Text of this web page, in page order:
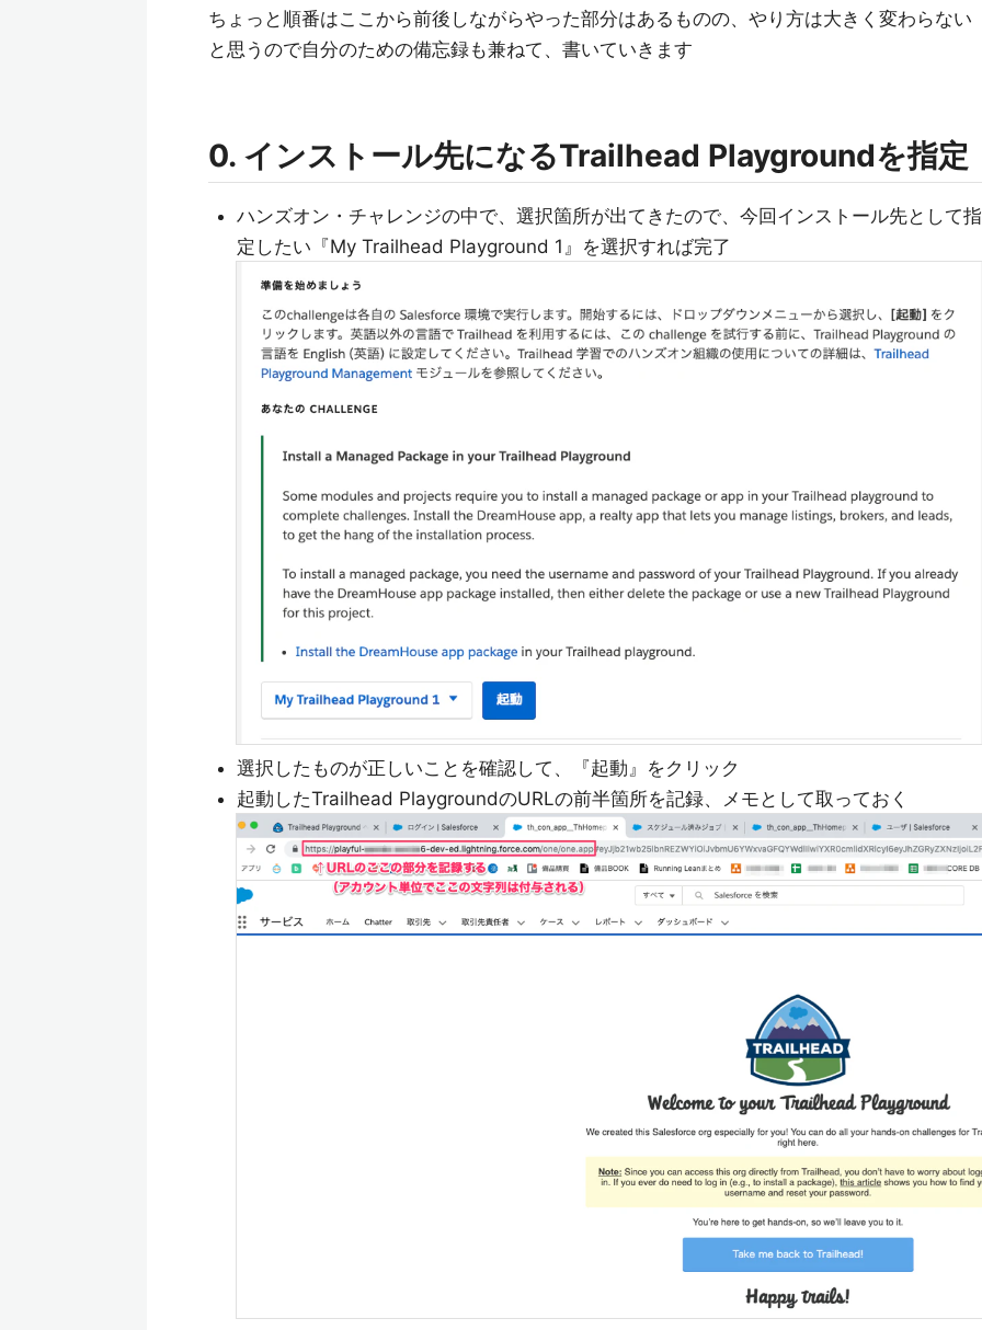
ちょっと順番はここから前後しながらやった部分はあるものの、やり方は大きく変わらない
と思うので自分のための備忘録も兼ねて、書いていきます
0. インストール先になるTrailhead Playgroundを指定
ハンズオン・チャレンジの中で、選択箇所が出てきたので、今回インストール先として指
定したい『My Trailhead Playground 1』を選択すれば完了
選択したものが正しいことを確認して、『起動』をクリック
起動したTrailhead PlaygroundのURLの前半箇所を記録、メモとして取っておく